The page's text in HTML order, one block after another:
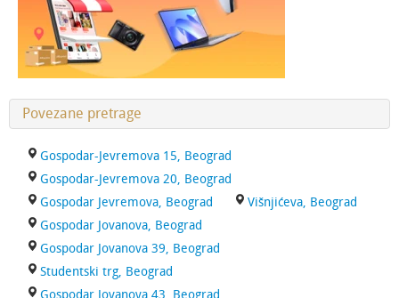
Povezane pretrage
Gospodar-Jevremova 15, Beograd
Gospodar-Jevremova 20, Beograd
Gospodar Jevremova, Beograd
Višnjićeva, Beograd
Gospodar Jovanova, Beograd
Gospodar Jovanova 39, Beograd
Studentski trg, Beograd
Gospodar Jovanova 43, Beograd